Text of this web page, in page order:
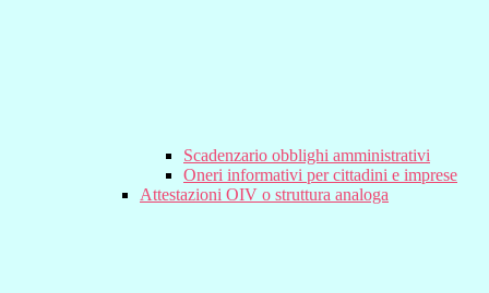
Scadenzario obblighi amministrativi
Oneri informativi per cittadini e imprese
Attestazioni OIV o struttura analoga